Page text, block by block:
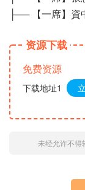
├── 【一席】資
资源下载
免费资源
下载地址1
未经允许不得